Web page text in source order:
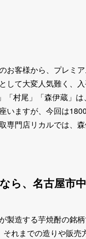
お客様から、プレミ
して大変人気難く、
「村尾」「森伊蔵」
いますが、今回は
専門店リカルでは、
ら、名古屋市
製造する芋焼酎の銘
れまでの造りや販